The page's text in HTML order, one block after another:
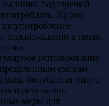
подозрений
Кроме
онлайн-казино в праве
использование
схемам,
бонуса или иного
результата.
меры для